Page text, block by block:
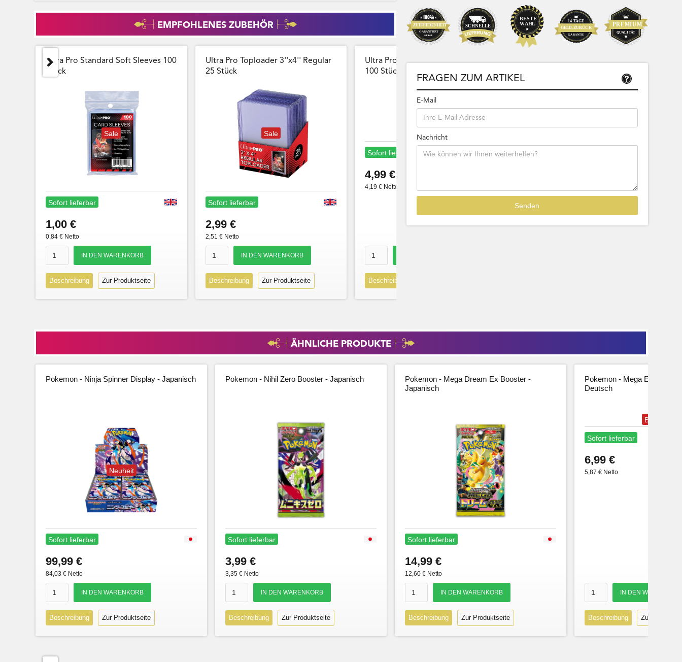
EMPFOHLENES ZUBEHÖR
Ultra Pro Standard Soft Sleeves 100
Stück
Sale
Sofort lieferbar
1,00 €
0,84 € Netto
Beschreibung Zur Produktseite
Ultra Pro Toploader 3''x4'' Regular
25 Stück
Sale
Sofort lieferbar
2,99 €
2,51 € Netto
Beschreibung Zur Produktseite
Ultra Pro Card Sleeves Team Bags
100 Stück Wiederverschließbar
Sofort lieferbar
4,99 €
4,19 € Netto
Beschreibung
Sofort lieferbar
39,99
FRAGEN ZUM ARTIKEL
E-Mail
Nachricht
ÄHNLICHE PRODUKTE
Pokemon - Ninja Spinner Display - Japanisch
Neuheit
Sofort lieferbar
99,99 €
84,03 € Netto
Beschreibung Zur Produktseite
Pokemon - Nihil Zero Booster - Japanisch
Sofort lieferbar
3,99 €
3,35 € Netto
Beschreibung Zur Produktseite
Pokemon - Mega Dream Ex Booster -
Japanisch
Sofort lieferbar
14,99 €
12,60 € Netto
Beschreibung Zur Produktseite
Pokemon - Mega
Deutsch
Bestseller
Sofort lieferbar
6,99 €
5,87 € Netto
Beschreibung Zur